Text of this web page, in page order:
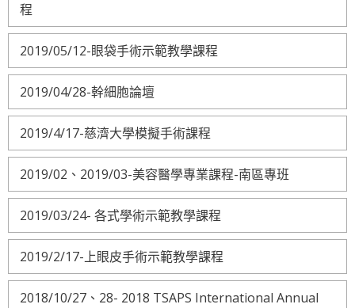
程
2019/05/12-眼袋手術示範教學課程
2019/04/28-幹細胞論壇
2019/4/17-慈濟大學模擬手術課程
2019/02、2019/03-美容醫學專業課程-南區專班
2019/03/24- 各式學術示範教學課程
2019/2/17-上眼皮手術示範教學課程
2018/10/27、28- 2018 TSAPS International Annual